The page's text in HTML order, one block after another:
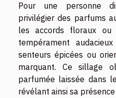
Pour une personne
privilégier des parfums
les accords floraux ou
tempérament
senteurs épicées ou
marquant. Ce sillage
parfumée laissée dans
révélant ainsi sa